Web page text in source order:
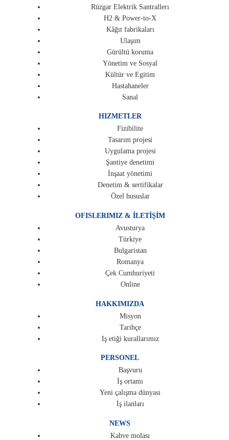
Rüzgar Elektrik Santrallerı
H2 & Power-to-X
Kâğıt fabrikaları
Ulaşım
Gürültü koruma
Yönetim ve Sosyal
Kültür ve Egitim
Hastahaneler
Sanal
HIZMETLER
Fizibilite
Tasarım projesi
Uygulama projesi
Şantiye denetimi
İnşaat yönetimi
Denetim & sertifikalar
Özel hususlar
OFISLERIMIZ & İLETİŞİM
Avusturya
Türkiye
Bulgaristan
Romanya
Çek Cumhuriyeti
Online
HAKKIMIZDA
Misyon
Tarihçe
Iş etiği kurallarımız
PERSONEL
Başvuru
İş ortamı
Yeni çalışma dünyası
İş ilanları
NEWS
Kahve molası